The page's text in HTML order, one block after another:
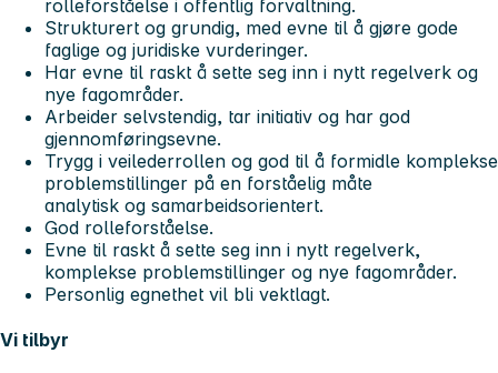
rolleforståelse i offentlig forvaltning.
Strukturert og grundig, med evne til å gjøre gode
faglige og juridiske vurderinger.
Har evne til raskt å sette seg inn i nytt regelverk og
nye fagområder.
Arbeider selvstendig, tar initiativ og har god
gjennomføringsevne.
Trygg i veilederrollen og god til å formidle komplekse
problemstillinger på en forståelig måte
analytisk og samarbeidsorientert.
God rolleforståelse.
Evne til raskt å sette seg inn i nytt regelverk,
komplekse problemstillinger og nye fagområder.
Personlig egnethet vil bli vektlagt.
Vi tilbyr